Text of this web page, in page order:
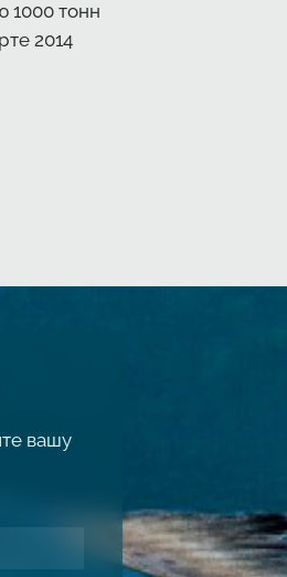
1000 тонн
2014
вашу
e-mail)